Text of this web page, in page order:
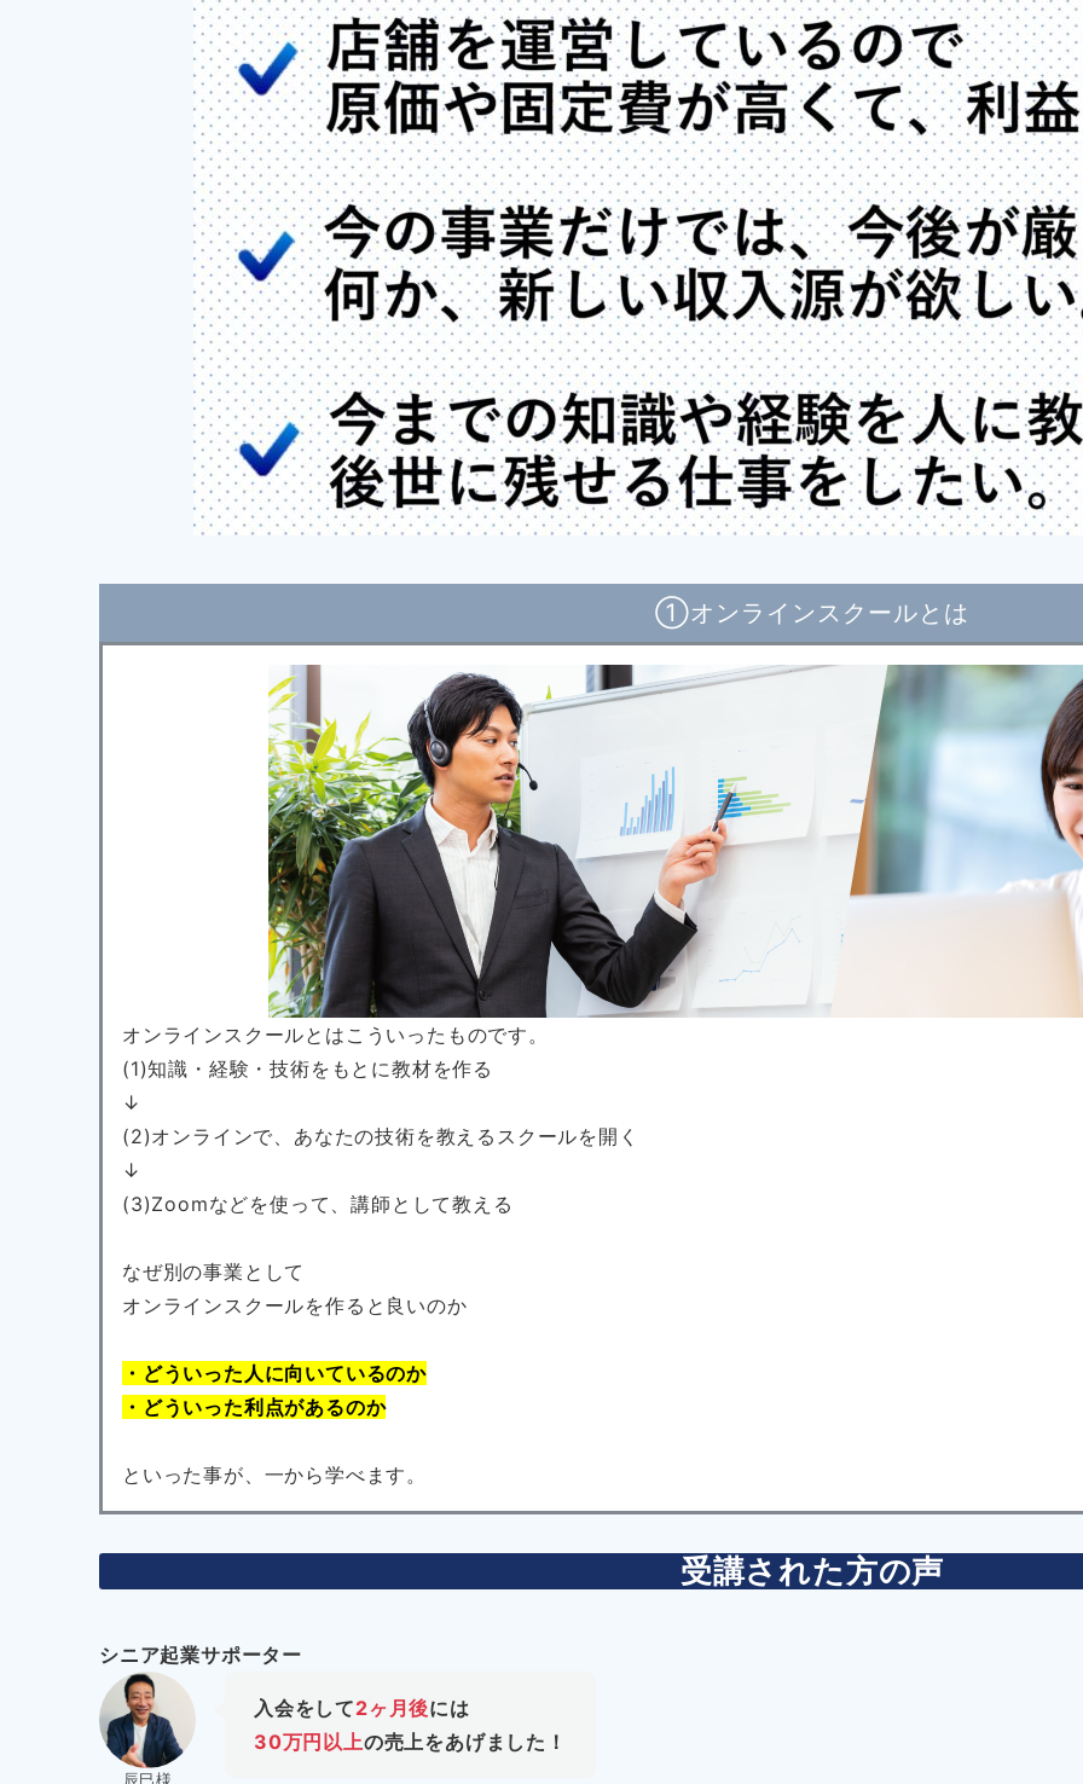
①オンラインスクールとは
オンラインスクールとはこういったものです。
(1)知識・経験・技術をもとに教材を作る
↓
(2)オンラインで、あなたの技術を教えるスクールを開く
↓
(3)Zoomなどを使って、講師として教える
なぜ別の事業として
オンラインスクールを作ると良いのか
・どういった人に向いているのか
・どういった利点があるのか
といった事が、一から学べます。
受講された方の声
シニア起業サポーター
辰巳様
入会をして2ヶ月後には
30万円以上の売上をあげました！